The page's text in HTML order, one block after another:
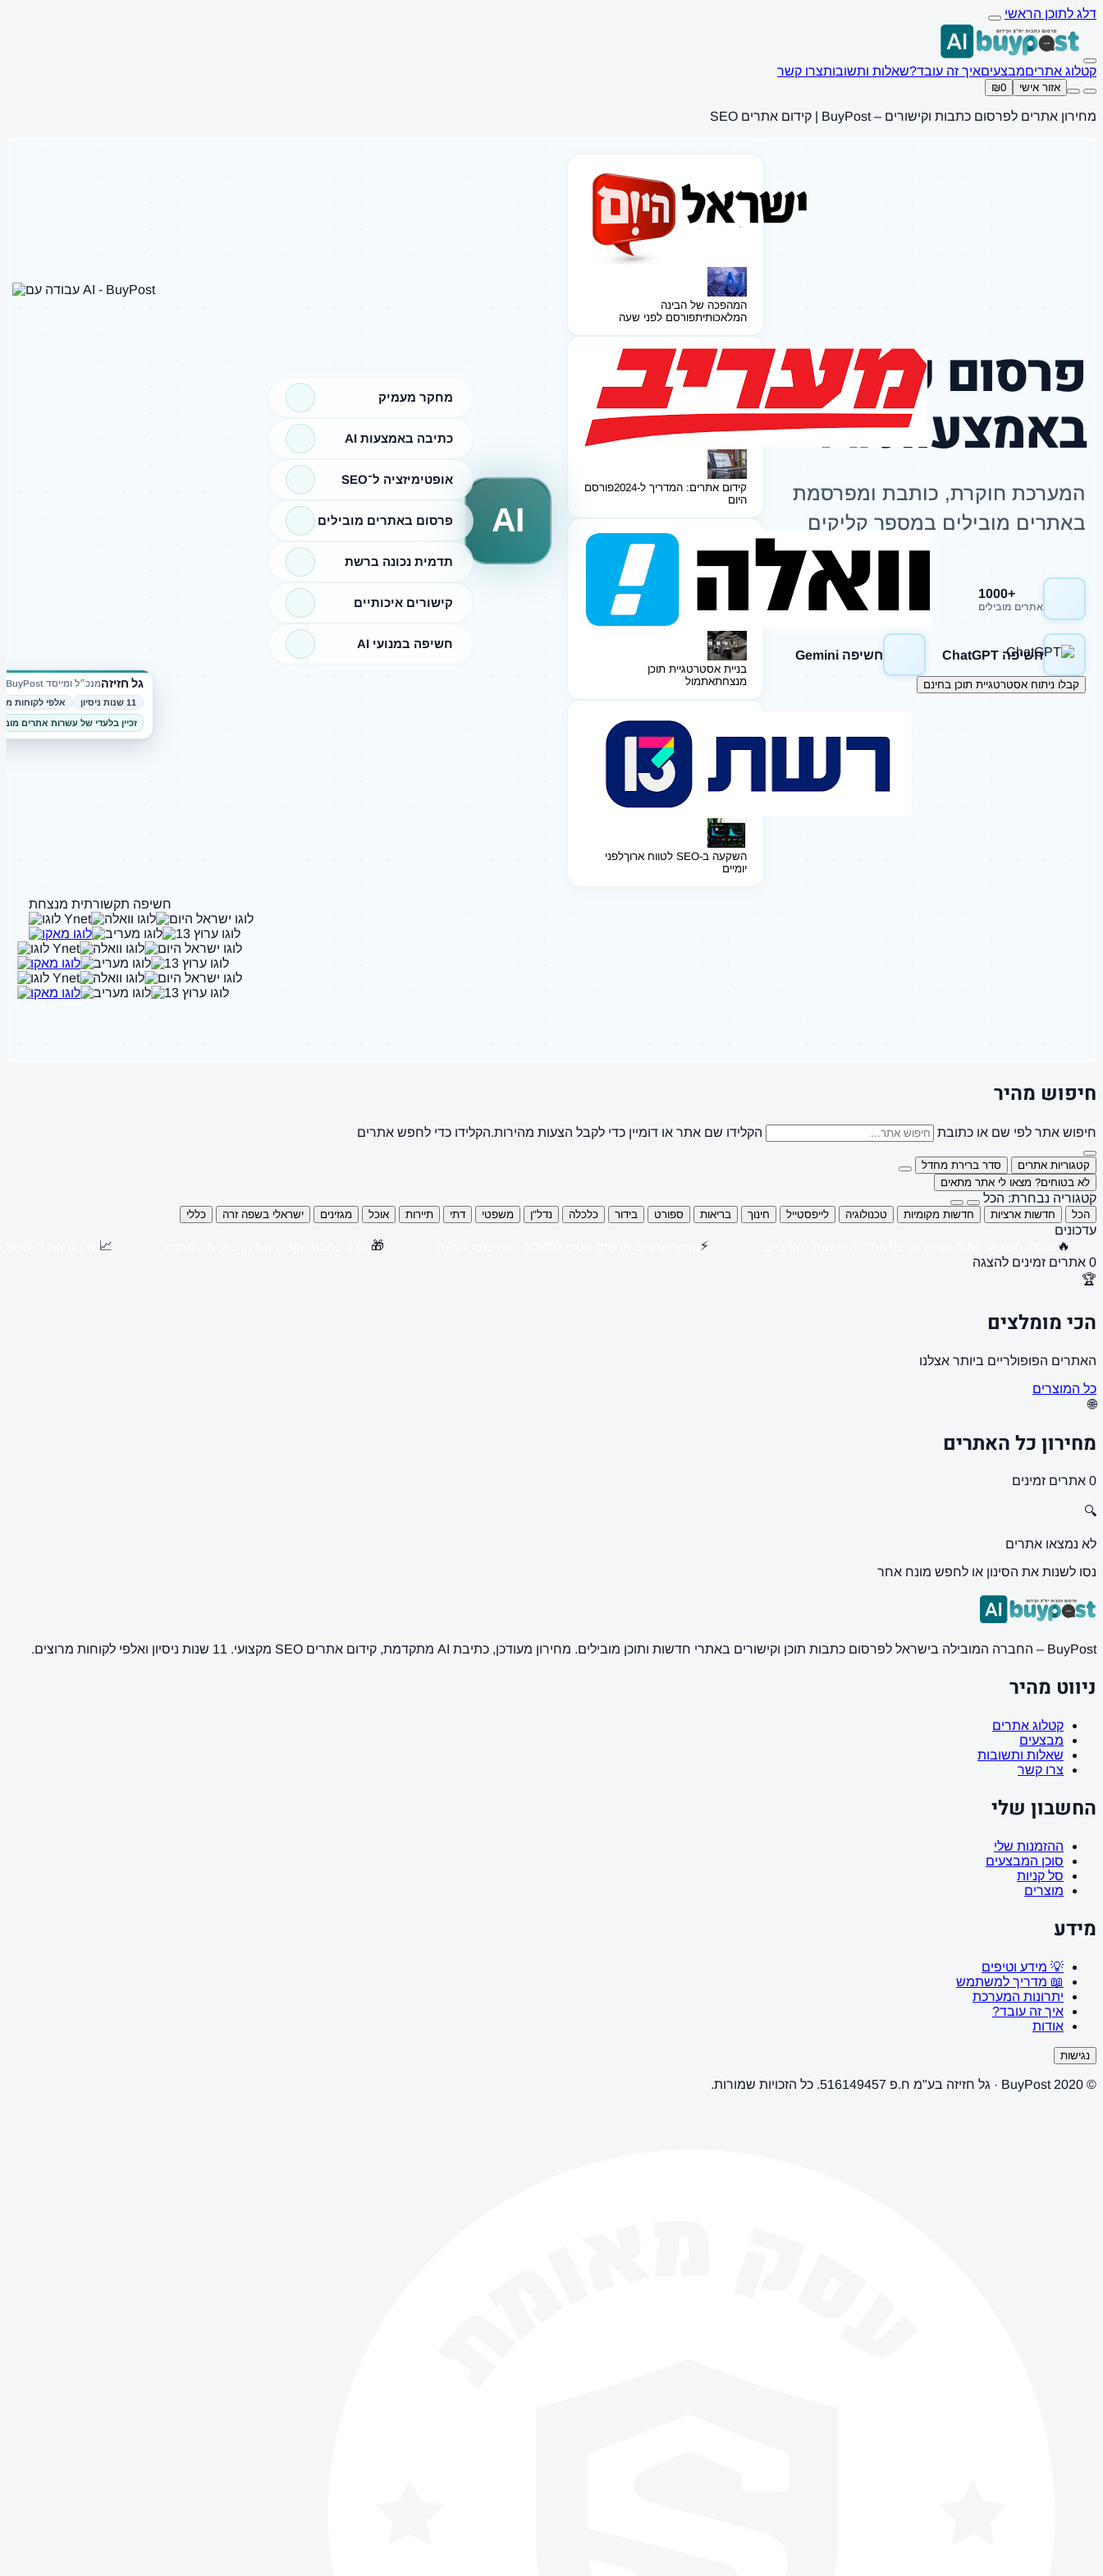
דלג לתוכן הראשי
קטלוג אתריםמבצעיםאיך זה עובד?שאלות ותשובותצרו קשר
אזור אישי ₪0
מחירון אתרים לפרסום כתבות וקישורים – BuyPost | קידום אתרים SEO
גל חזיזהמנכ״ל ומייסד BuyPost
11 שנות ניסיון
אלפי לקוחות
זכיין בלעדי של עשרות אתרים
מחקר מעמיק
כתיבה באמצעות AI
אופטימיזציה ל־SEO
פרסום באתרים מובילים
תדמית נכונה ברשת
קישורים איכותיים
חשיפה במנועי AI
AI
המהפכה של הבינה
המלאכותיתפורסם לפני שעה
קידום אתרים: המדריך ל-2024
פורסם
היום
בניית אסטרטגיית תוכן
מנצחתאתמול
השקעה ב-SEO לטווח ארוך
לפני
יומיים
פרסום כתבות
באמצעותAI
המערכת חוקרת, כותבת ומפרסמת
באתרים מובילים במספר קליקים
+1000
אתרים מובילים
חשיפה Google
חשיפה ChatGPT חשיפה Gemini
קבלו ניתוח אסטרטגיית תוכן בחינם
חשיפה תקשורתית מנצחת
חיפוש מהיר
חיפוש אתר לפי שם או כתובת הקלידו שם אתר או דומיין כדי לקבל הצעות מהירות.הקלידו כדי לחפש אתרים
קטגוריות אתרים
סדר ברירת מחדל
לא בטוחים? מצאו לי אתר מתאים
קטגוריה נבחרת: הכל
הכל חדשות ארציות חדשות מקומיות טכנולוגיה לייפסטייל חינוך בריאות ספורט בידור כלכלה נדל"ן משפטי דתי תיירות אוכל מגזינים ישראלי בשפה זרה כללי
עדכונים
🔥
⚡
🎁
📈
0 אתרים זמינים להצגה
🏆
הכי מומלצים
האתרים הפופולריים ביותר אצלנו
כל המוצרים
🌐
מחירון כל האתרים
0 אתרים זמינים
🔍
לא נמצאו אתרים
נסו לשנות את הסינון או לחפש מונח אחר
BuyPost – החברה המובילה בישראל לפרסום כתבות תוכן וקישורים באתרי חדשות ותוכן מובילים. מחירון מעודכן, כתיבת AI מתקדמת, קידום אתרים SEO מקצועי. 11 שנות ניסיון ואלפי לקוחות מרוצים.
ניווט מהיר
קטלוג אתרים
מבצעים
שאלות ותשובות
צרו קשר
החשבון שלי
ההזמנות שלי
סוכן המבצעים
סל קניות
מוצרים
מידע
💡 מידע וטיפים
📖 מדריך למשתמש
יתרונות המערכת
איך זה עובד?
אודות
נגישות
© 2020 BuyPost · גל חזיזה בע"מ ח.פ 516149457. כל הזכויות שמורות.